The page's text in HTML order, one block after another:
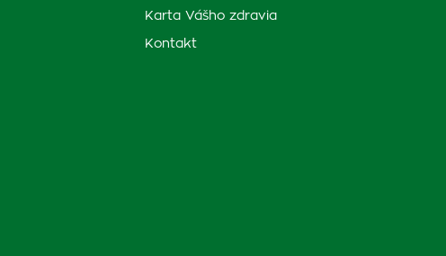
Karta Vášho zdravia
Kontakt